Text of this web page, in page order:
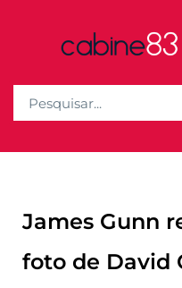
James Gunn
foto de David